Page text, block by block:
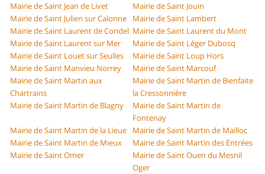
Mairie de Saint Jean de Livet
Mairie de Saint Jouin
Mairie de Saint Julien sur Calonne
Mairie de Saint Lambert
Mairie de Saint Laurent de Condel Mairie de Saint Laurent du Mont
Mairie de Saint Laurent sur Mer
Mairie de Saint Léger Dubosq
Mairie de Saint Louet sur Seulles
Mairie de Saint Loup Hors
Mairie de Saint Manvieu Norrey
Mairie de Saint Marcouf
Mairie de Saint Martin aux
Chartrains
Mairie de Saint Martin de Bienfaite
la Cressonnière
Mairie de Saint Martin de Blagny
Mairie de Saint Martin de
Fontenay
Mairie de Saint Martin de la Lieue
Mairie de Saint Martin de Mailloc
Mairie de Saint Martin de Mieux
Mairie de Saint Martin des Entrées
Mairie de Saint Omer
Mairie de Saint Ouen du Mesnil
Oger